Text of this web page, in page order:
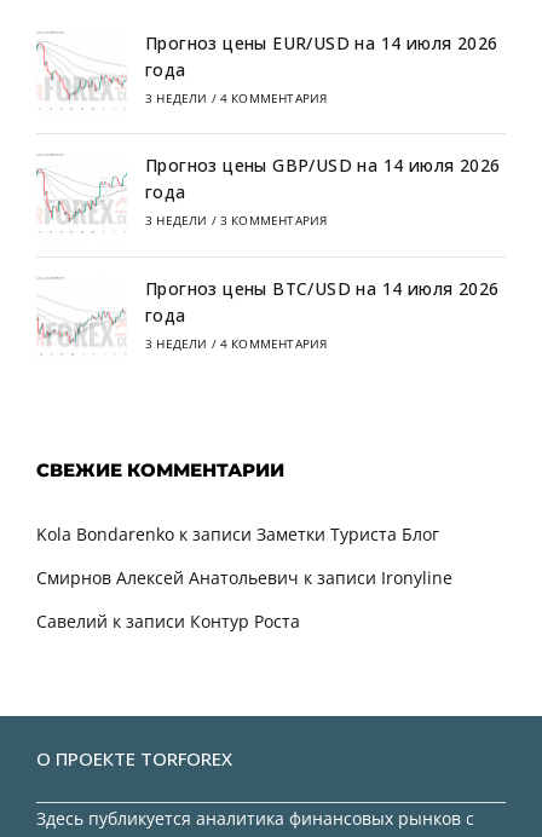
Прогноз цены EUR/USD на 14 июля 2026
года
3 НЕДЕЛИ / 4 КОММЕНТАРИЯ
Прогноз цены GBP/USD на 14 июля 2026
года
3 НЕДЕЛИ / 3 КОММЕНТАРИЯ
Прогноз цены BTC/USD на 14 июля 2026
года
3 НЕДЕЛИ / 4 КОММЕНТАРИЯ
СВЕЖИЕ КОММЕНТАРИИ
Kola Bondarenko к записи Заметки Туриста Блог
Смирнов Алексей Анатольевич к записи Ironyline
Савелий к записи Контур Роста
О ПРОЕКТЕ TORFOREX
Здесь публикуется аналитика финансовых рынков с